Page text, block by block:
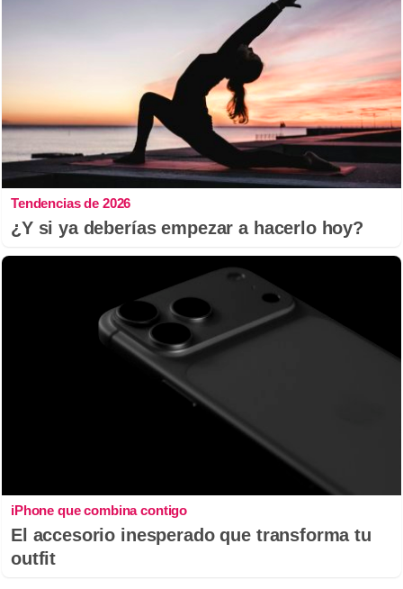
Tendencias de 2026
¿Y si ya deberías empezar a hacerlo hoy?
iPhone que combina contigo
El accesorio inesperado que transforma tu
outfit